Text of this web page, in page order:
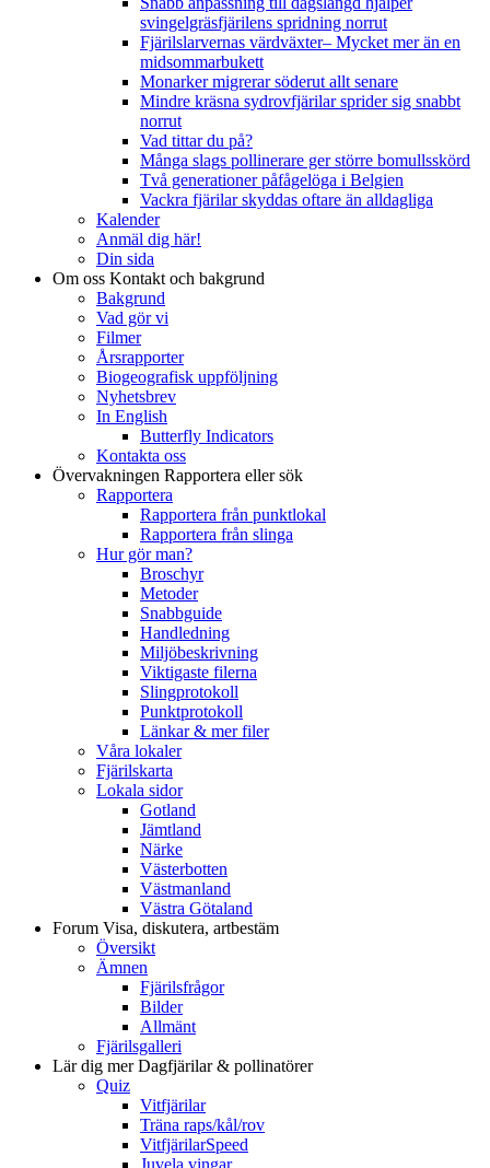
svingelgräsfjärilens spridning norrut
Fjärilslarvernas värdväxter– Mycket mer än en
midsommarbukett
Monarker migrerar söderut allt senare
Mindre kräsna sydrovfjärilar sprider sig snabbt
norrut
Vad tittar du på?
Många slags pollinerare ger större bomullsskörd
Två generationer påfågelöga i Belgien
Vackra fjärilar skyddas oftare än alldagliga
Kalender
Anmäl dig här!
Din sida
Om oss Kontakt och bakgrund
Bakgrund
Vad gör vi
Filmer
Årsrapporter
Biogeografisk uppföljning
Nyhetsbrev
In English
Butterfly Indicators
Kontakta oss
Övervakningen Rapportera eller sök
Rapportera
Rapportera från punktlokal
Rapportera från slinga
Hur gör man?
Broschyr
Metoder
Snabbguide
Handledning
Miljöbeskrivning
Viktigaste filerna
Slingprotokoll
Punktprotokoll
Länkar & mer filer
Våra lokaler
Fjärilskarta
Lokala sidor
Gotland
Jämtland
Närke
Västerbotten
Västmanland
Västra Götaland
Forum Visa, diskutera, artbestäm
Översikt
Ämnen
Fjärilsfrågor
Bilder
Allmänt
Fjärilsgalleri
Lär dig merDagfjärilar & pollinatörer
Quiz
Vitfjärilar
Träna raps/kål/rov
VitfjärilarSpeed
Juvela vingar